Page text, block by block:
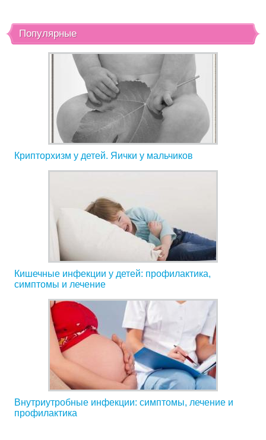
Популярные
Крипторхизм у детей. Яички у мальчиков
Кишечные инфекции у детей: профилактика,
симптомы и лечение
Внутриутробные инфекции: симптомы, лечение и
профилактика